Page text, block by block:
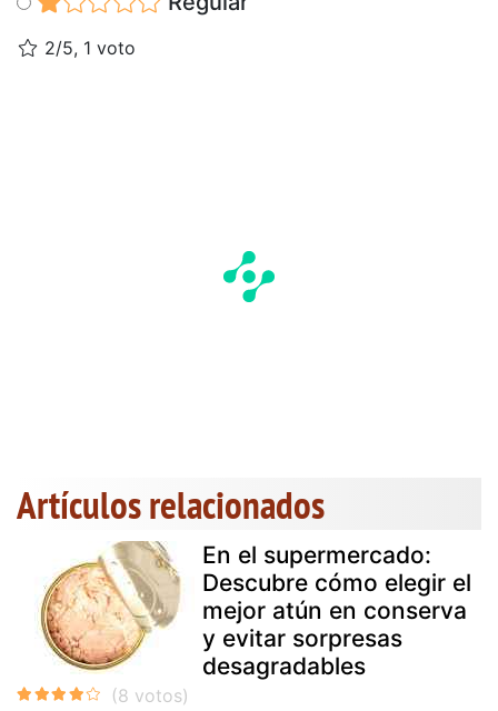
2/5, 1 voto
Artículos relacionados
En el supermercado:
Descubre cómo elegir el
mejor atún en conserva
y evitar sorpresas
desagradables